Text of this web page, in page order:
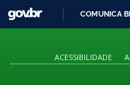
GOVBR
COMUNICA
ACESSIBILIDADE